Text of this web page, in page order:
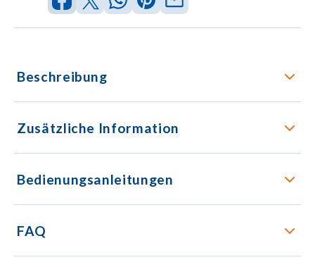
Beschreibung
Zusätzliche Information
Bedienungsanleitungen
FAQ